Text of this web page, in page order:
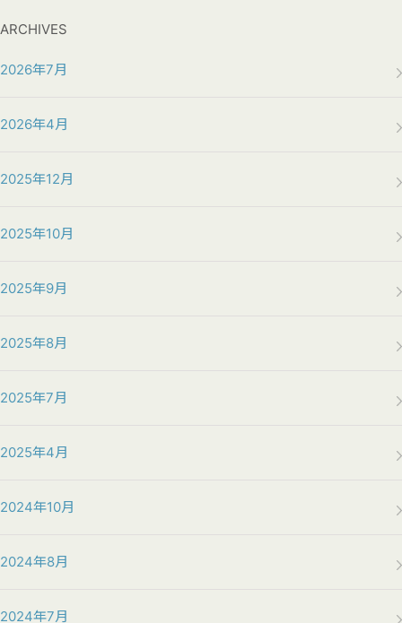
ARCHIVES
2026年7月
2026年4月
2025年12月
2025年10月
2025年9月
2025年8月
2025年7月
2025年4月
2024年10月
2024年8月
2024年7月